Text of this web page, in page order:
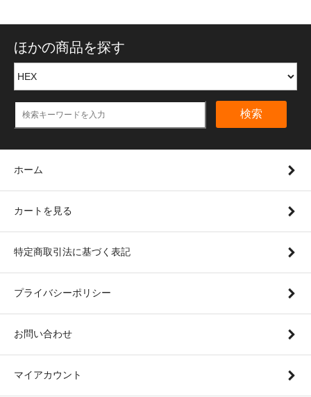
ほかの商品を探す
検索
ホーム
カートを見る
特定商取引法に基づく表記
プライバシーポリシー
お問い合わせ
マイアカウント